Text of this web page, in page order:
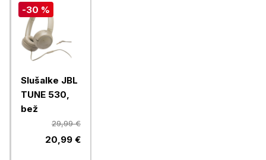
-30 %
Slušalke JBL
TUNE 530,
bež
29,99 €
20,99 €